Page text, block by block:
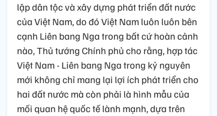
lập dân tộc và xây dựng phát triển đất nước
của Việt Nam, do đó Việt Nam luôn luôn bên
cạnh Liên bang Nga trong bất cứ hoàn cảnh
nào, Thủ tướng Chính phủ cho rằng, hợp tác
Việt Nam - Liên bang Nga trong kỷ nguyên
mới không chỉ mang lại lợi ích phát triển cho
hai đất nước mà còn phải là hình mẫu của
mối quan hệ quốc tế lành mạnh, dựa trên